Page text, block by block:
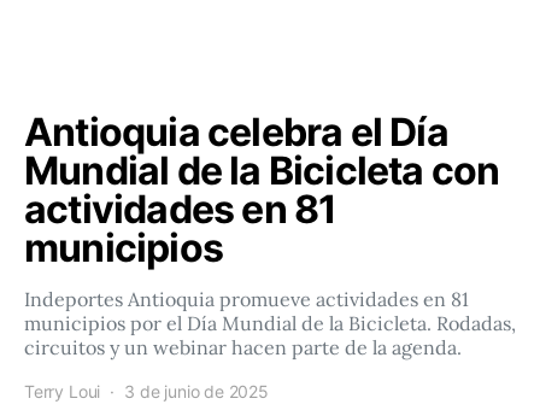
Antioquia celebra el Día
Mundial de la Bicicleta con
actividades en 81
municipios
Indeportes Antioquia promueve actividades en 81
municipios por el Día Mundial de la Bicicleta. Rodadas,
circuitos y un webinar hacen parte de la agenda.
Terry Loui 3 de junio de 2025